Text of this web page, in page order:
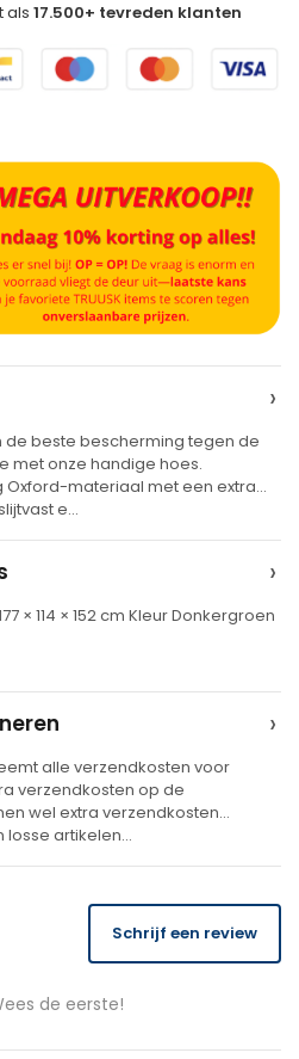
als17.500+ tevreden klanten
›
beste bescherming tegen de
met onze handige hoes.
materiaal met een extra
e…
›
× 114 × 152 cm Kleur Donkergroen
›
alle verzendkosten voor
verzendkosten op de
wel extra verzendkosten
losse artikelen…
Schrijf een review
de eerste!